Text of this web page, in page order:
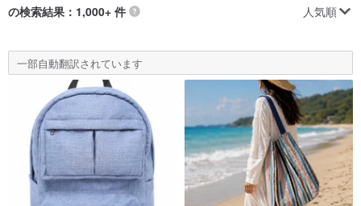
の検索結果：1,000+ 件 人気順
一部自動翻訳されています